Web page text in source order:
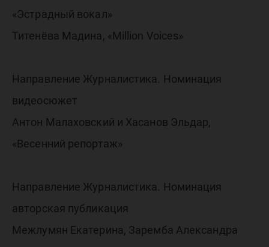
«Эстрадный вокал»
Титенёва Мадина, «Million Voices»
Направление Журналистика. Номинация
видеосюжет
Антон Малаховский и Хасанов Эльдар,
«Весенний репортаж»
Направление Журналистика. Номинация
авторская публикация
Межлумян Екатерина, Заремба Александра